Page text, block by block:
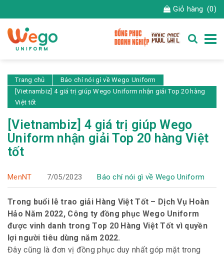
Giỏ hàng (0)
Trang chủ
Báo chí nói gì về Wego Uniform
[Vietnambiz] 4 giá trị giúp Wego Uniform nhận giải Top 20 hàng
Việt tốt
[Vietnambiz] 4 giá trị giúp Wego
Uniform nhận giải Top 20 hàng Việt
tốt
MenNT 7/05/2023 Báo chí nói gì về Wego Uniform
Trong buổi lễ trao giải Hàng Việt Tốt – Dịch Vụ Hoàn
Hảo Năm 2022, Công ty đồng phục Wego Uniform
được vinh danh trong Top 20 Hàng Việt Tốt vì quyền
lợi người tiêu dùng năm 2022.
Đây cũng là đơn vị đồng phục duy nhất góp mặt trong